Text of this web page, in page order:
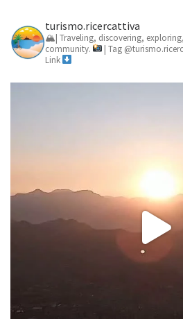
turismo.ricercattiva
🏔| Traveling, discovering,
community.
| Tag
Link